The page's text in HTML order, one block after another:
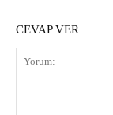
CEVAP VER